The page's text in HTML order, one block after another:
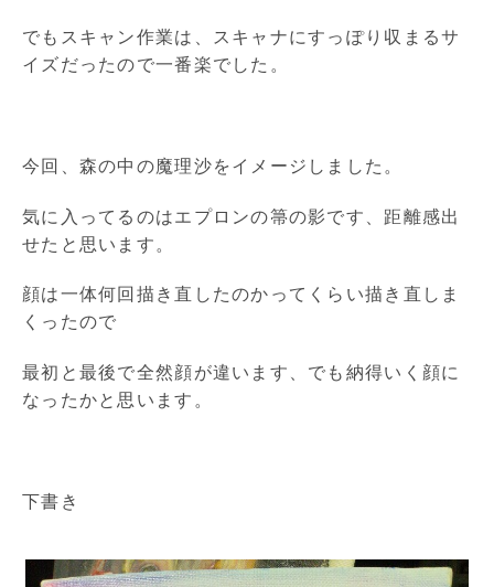
でもスキャン作業は、スキャナにすっぽり収まるサ
イズだったので一番楽でした。
今回、森の中の魔理沙をイメージしました。
気に入ってるのはエプロンの箒の影です、距離感出
せたと思います。
顔は一体何回描き直したのかってくらい描き直しま
くったので
最初と最後で全然顔が違います、でも納得いく顔に
なったかと思います。
下書き